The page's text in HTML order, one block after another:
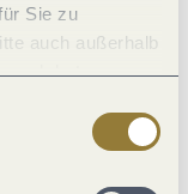
Sie zu
auch außerhalb
und dort
"Alle
in der Nutzung